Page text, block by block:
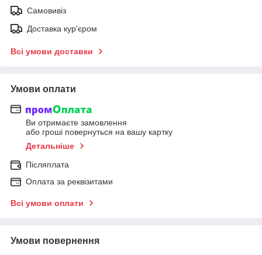
Самовивіз
Доставка кур'єром
Всі умови доставки
Умови оплати
Ви отримаєте замовлення
або гроші повернуться на вашу картку
Детальніше
Післяплата
Оплата за реквізитами
Всі умови оплати
Умови повернення